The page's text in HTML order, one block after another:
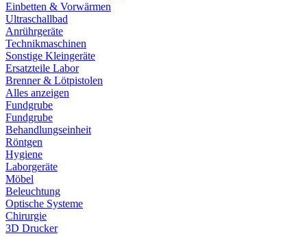
Einbetten & Vorwärmen
Ultraschallbad
Anrührgeräte
Technikmaschinen
Sonstige Kleingeräte
Ersatzteile Labor
Brenner & Lötpistolen
Alles anzeigen
Fundgrube
Fundgrube
Behandlungseinheit
Röntgen
Hygiene
Laborgeräte
Möbel
Beleuchtung
Optische Systeme
Chirurgie
3D Drucker